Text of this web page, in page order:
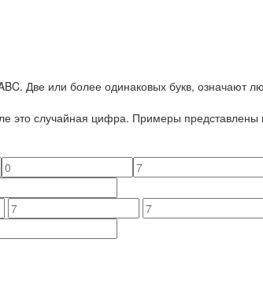
Две или более одинаковых букв,
это случайная цифра. Примеры представлены